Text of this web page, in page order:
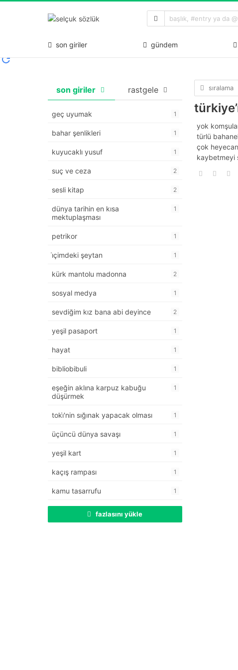
son giriler gündem
son giriler rastgele
geç uyumak 1
bahar şenlikleri 1
kuyucaklı yusuf 1
suç ve ceza 2
sesli kitap 2
dünya tarihin en kısa
mektuplaşması
1
petrikor 1
i̇çimdeki şeytan 1
kürk mantolu madonna 2
sosyal medya 1
sevdiğim kız bana abi deyince 2
yeşil pasaport 1
hayat 1
bibliobibuli 1
eşeğin aklına karpuz kabuğu
düşürmek
1
toki̇'nin sığınak yapacak olması 1
üçüncü dünya savaşı 1
yeşil kart 1
kaçış rampası 1
kamu tasarrufu 1
fazlasını yükle
sıralama
yok
türlü
çok
kaybetmeyi